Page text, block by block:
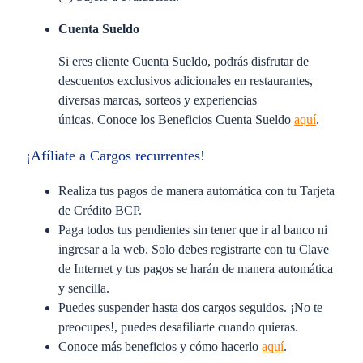
Cuenta Sueldo
Si eres cliente Cuenta Sueldo, podrás disfrutar de
descuentos exclusivos adicionales en restaurantes,
diversas marcas, sorteos y experiencias
únicas. Conoce los Beneficios Cuenta Sueldo aquí.
¡Afíliate a Cargos recurrentes!
Realiza tus pagos de manera automática con tu Tarjeta
de Crédito BCP.
Paga todos tus pendientes sin tener que ir al banco ni
ingresar a la web. Solo debes registrarte con tu Clave
de Internet y tus pagos se harán de manera automática
y sencilla.
Puedes suspender hasta dos cargos seguidos. ¡No te
preocupes!, puedes desafiliarte cuando quieras.
Conoce más beneficios y cómo hacerlo aquí.